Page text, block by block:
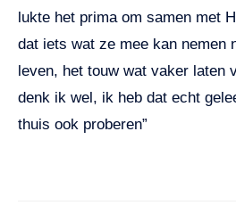
lukte het prima om samen met
dat iets wat ze mee kan nemen
leven, het touw wat vaker laten
denk ik wel, ik heb dat echt
thuis ook proberen”